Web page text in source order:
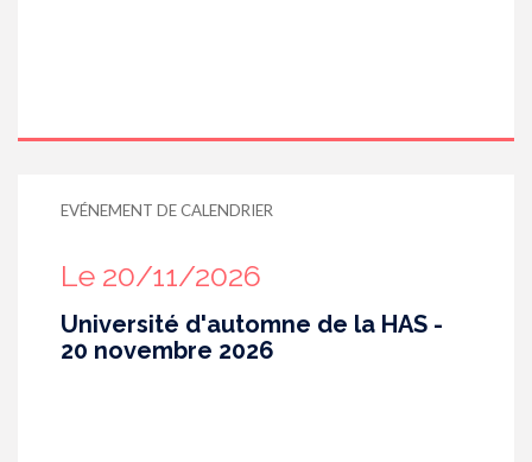
EVÉNEMENT DE CALENDRIER
Le 20/11/2026
Université d'automne de la HAS -
20 novembre 2026